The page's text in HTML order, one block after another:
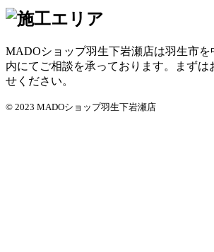
MADOショップ羽生下岩瀬店は羽生市を
内にてご相談を承っております。まずは
せください。
© 2023 MADOショップ羽生下岩瀬店